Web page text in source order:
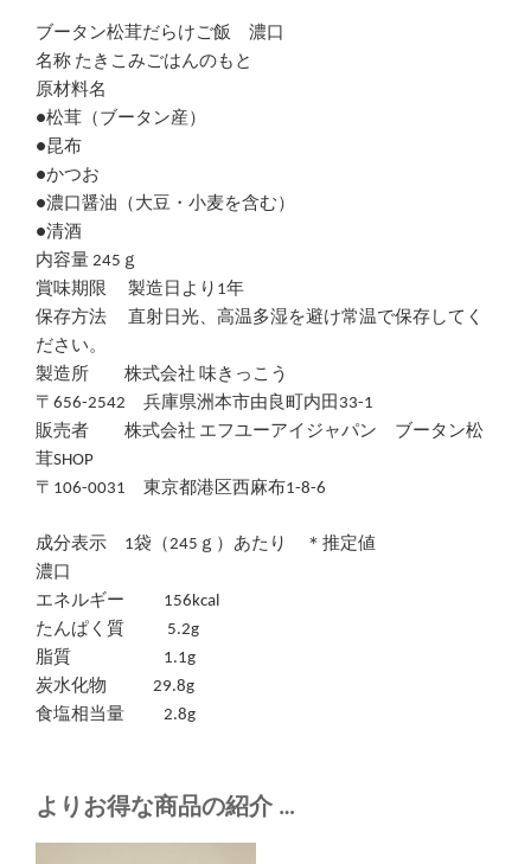
ブータン松茸だらけご飯 濃口
名称 たきこみごはんのもと
原材料名
●松茸（ブータン産）
●昆布
●かつお
●濃口醤油（大豆・小麦を含む）
●清酒
内容量 245ｇ
賞味期限 製造日より1年
保存方法 直射日光、高温多湿を避け常温で保存してく
ださい。
製造所 株式会社 味きっこう
〒656-2542 兵庫県洲本市由良町内田33-1
販売者 株式会社 エフユーアイジャパン ブータン松
茸SHOP
〒106-0031 東京都港区西麻布1-8-6
成分表示 1袋（245ｇ）あたり ＊推定値
濃口
エネルギー 156kcal
たんぱく質 5.2g
脂質 1.1g
炭水化物 29.8g
食塩相当量 2.8g
よりお得な商品の紹介 …